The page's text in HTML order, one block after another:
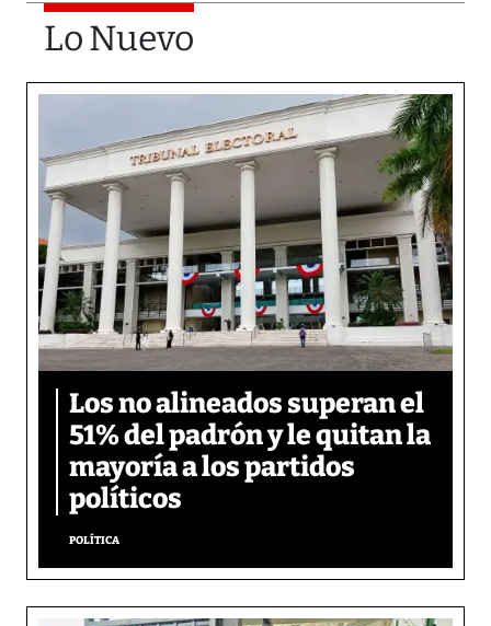
Lo Nuevo
Los no alineados superan el
51% del padrón y le quitan la
mayoría a los partidos
políticos
POLÍTICA